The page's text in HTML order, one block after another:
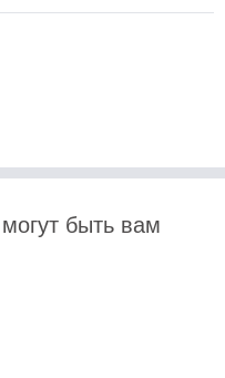
быть вам